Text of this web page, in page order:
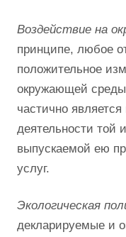
Воздействие на
принципе, любое
положительное
окружающей
частично
деятельности той
выпускаемой ею
услуг.
Экологическая
декларируемые и